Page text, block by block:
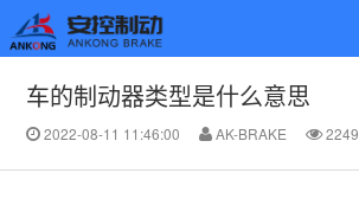
车的制动器类型是什么意思
2022-08-11 11:46:00 AK-BRAKE 2249